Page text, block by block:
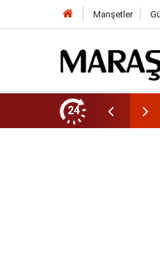
Manşetler
24
81 ilde 30 bin personel